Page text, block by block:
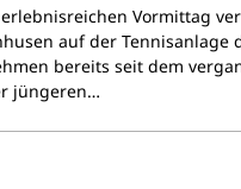
Vormittag
auf der Tennisanlage
bereits seit dem
jüngeren…